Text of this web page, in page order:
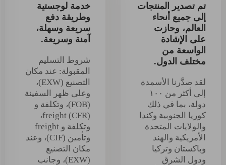
تم تصدير المنتجات
إلى جميع أنحاء
العالم، وحازت
على الإشادة
الواسعة من
مختلف الدول.
لقد صدَّرنا الأسمدة
إلى أكثر من ١٠٠
دولة، بما في ذلك
كوريا الجنوبية وكندا
والولايات المتحدة
الأمريكية والهند
وباكستان وتركيا
ودول الشرق
خدمة لوجستية
وطريقة دفع
سريعة وسهلة،
آمنة وسريعة.
شروط التسليم
المقبولة: عند مكان
التصنيع (EXW)،
وعلى ظهر السفينة
(FOB)، وتكلفة و
freight (CFR)،
وتكلفة و freight
وتأمين (CIF)، وعند
مكان التصنيع
(EXW)، وجانب